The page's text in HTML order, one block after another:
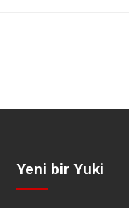
Yeni bir Yuki